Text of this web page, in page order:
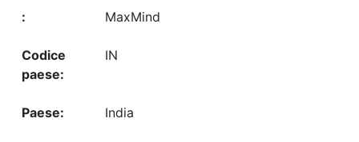
MaxMind
IN
India